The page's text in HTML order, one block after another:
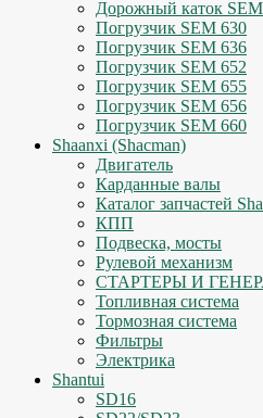
Дорожный каток
Погрузчик SEM 630
Погрузчик SEM 636
Погрузчик SEM 652
Погрузчик SEM 655
Погрузчик SEM 656
Погрузчик SEM 660
Shaanxi (Shacman)
Двигатель
Карданные валы
Каталог запчастей
КПП
Подвеска, мосты
Рулевой механизм
СТАРТЕРЫ И
Топливная система
Тормозная система
Фильтры
Электрика
Shantui
SD16